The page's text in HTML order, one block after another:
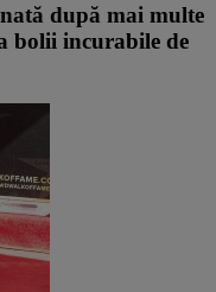
după mai multe
bolii incurabile de